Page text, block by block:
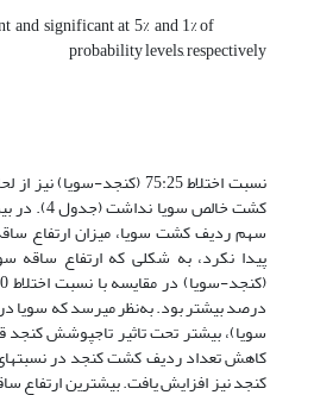
significant at 5% and 1% of
probability levels, respectively
نسبت اختلاط 75:25 (کنجد-
کشت خالص
سهم ردیف کشت سویا،‌ میزان ارتفاع
سویا)، بیشتر تحت تاثیر تاج­پوشش کنجد
کاهش تعداد ردیف کشت کنجد در نسبت­های